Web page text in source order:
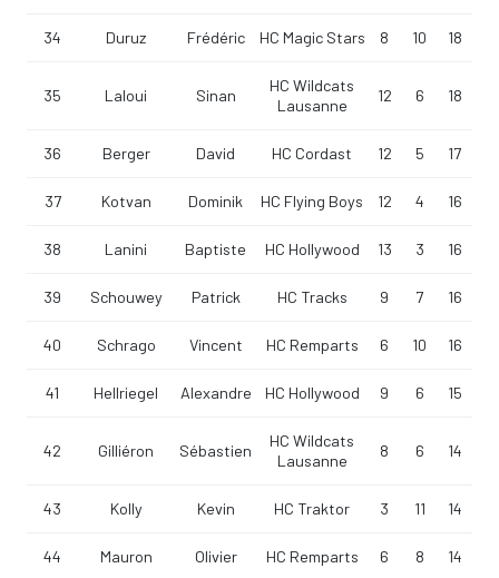
34 Duruz Frédéric HC Magic Stars 8 10 18
35 Laloui Sinan
HC Wildcats
Lausanne
12 6 18
36 Berger David HC Cordast 12 5 17
37 Kotvan Dominik HC Flying Boys 12 4 16
38 Lanini Baptiste HC Hollywood 13 3 16
39 Schouwey Patrick HC Tracks 9 7 16
40 Schrago Vincent HC Remparts 6 10 16
41 Hellriegel Alexandre HC Hollywood 9 6 15
42 Gilliéron Sébastien
HC Wildcats
Lausanne
8 6 14
43 Kolly Kevin HC Traktor 3 11 14
44 Mauron Olivier HC Remparts 6 8 14